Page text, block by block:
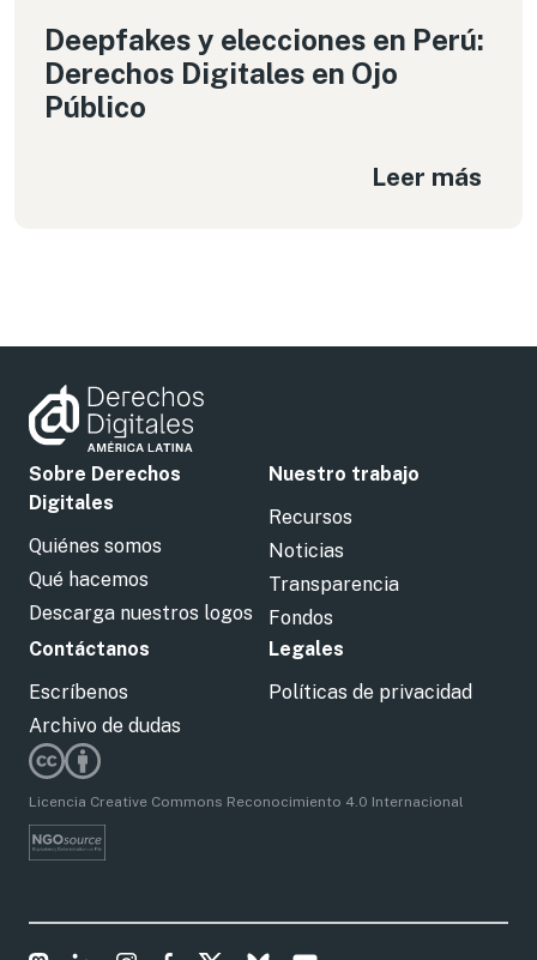
Deepfakes y elecciones en Perú:
Derechos Digitales en Ojo
Público
Leer más
Sobre Derechos
Digitales
Quiénes somos
Qué hacemos
Descarga nuestros logos
Nuestro trabajo
Recursos
Noticias
Transparencia
Fondos
Contáctanos
Escríbenos
Archivo de dudas
Legales
Políticas de privacidad
Licencia Creative Commons Reconocimiento 4.0 Internacional